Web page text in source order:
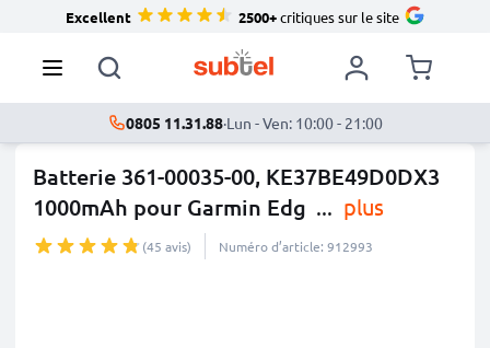
Excellent 2500+critiques sur le site
0805 11.31.88·Lun - Ven: 10:00 - 21:00
Batterie 361-00035-00, KE37BE49D0DX3
1000mAh pour Garmin Edg ... plus
(45 avis) Numéro d’article: 912993